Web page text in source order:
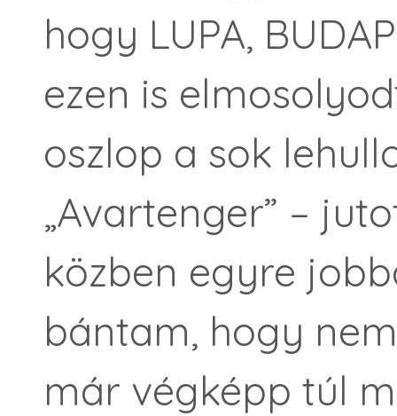
hogy LUPA,
ezen is
oszlop a sok
„Avartenger” –
közben egyre
bántam, hogy
már végképp túl